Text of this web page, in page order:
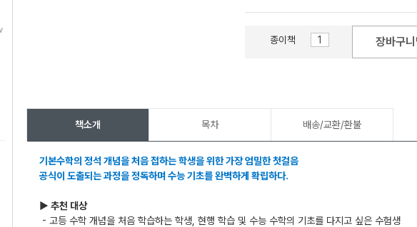
종이책 장바구니
책소개 목차 배송/교환/환불
기본수학의 정석 개념을 처음 접하는 학생을 위한 가장 엄밀한 첫걸음
공식이 도출되는 과정을 정독하며 수능 기초를 완벽하게 확립하다.
▶ 추천 대상
- 고등 수학 개념을 처음 학습하는 학생, 현행 학습 및 수능 수학의 기초를 다지고 싶은 수험생